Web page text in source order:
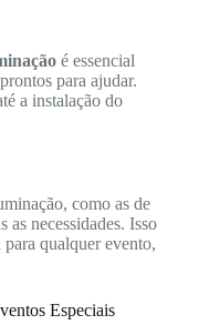
é essencial
para ajudar.
a instalação do
como as de
necessidades. Isso
qualquer evento,
Especiais